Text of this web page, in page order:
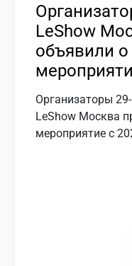
LeShow
объявили
Организаторы
LeShow Москва
мероприятие с